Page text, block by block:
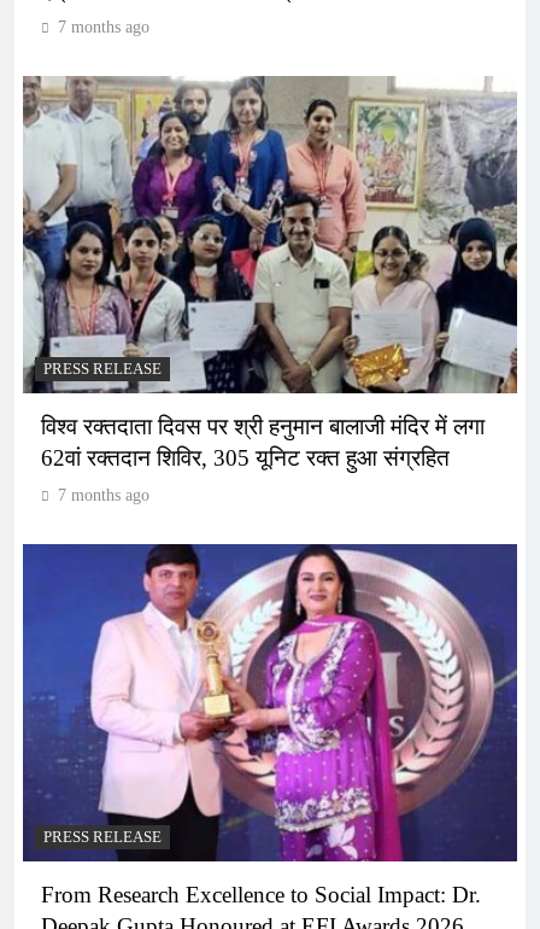
7 months ago
PRESS RELEASE
विश्व रक्तदाता दिवस पर श्री हनुमान बालाजी मंदिर में लगा
62वां रक्तदान शिविर, 305 यूनिट रक्त हुआ संग्रहित
7 months ago
PRESS RELEASE
From Research Excellence to Social Impact: Dr.